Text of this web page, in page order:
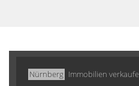
Nürnberg Immobilien